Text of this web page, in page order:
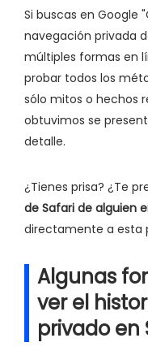
Si buscas en Google
navegación privada
múltiples formas en
probar todos los
sólo mitos o hechos
obtuvimos se
detalle.
¿Tienes prisa? ¿Te
de Safari de alguien
directamente a esta
Algunas
ver el
privado en